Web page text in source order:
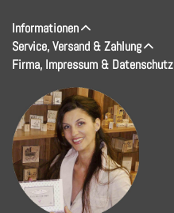
Informationen
Service, Versand & Zahlung
Firma, Impressum & Datenschutz